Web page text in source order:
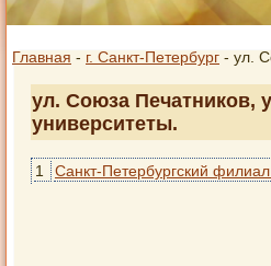
Главная - г. Санкт-Петербург - ул.
ул. Союза Печатников,
университеты.
1 Санкт-Петербургский